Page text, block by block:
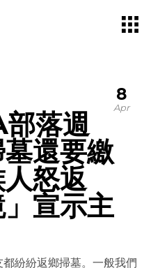
8
Apr
落週
還要繳
怒返
」宣示主
紛紛返鄉掃墓。一般我們